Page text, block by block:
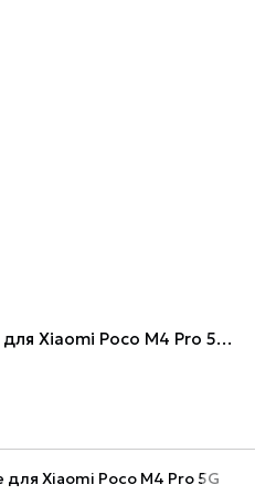
Чехол Full Case with frame для Xiaomi Poco M4 Pro 5G Orange